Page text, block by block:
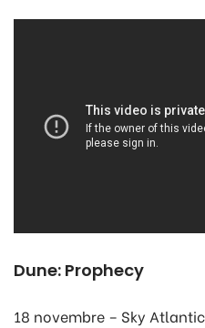
Dune: Prophecy
18 novembre – Sky